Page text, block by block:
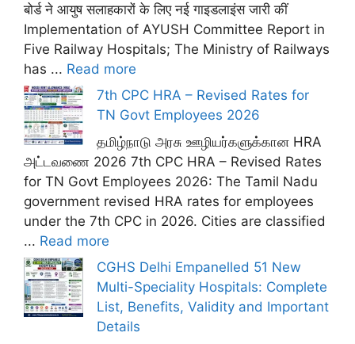
बोर्ड ने आयुष सलाहकारों के लिए नई गाइडलाइंस जारी कीं
Implementation of AYUSH Committee Report in
Five Railway Hospitals; The Ministry of Railways
has ... Read more
7th CPC HRA – Revised Rates for
TN Govt Employees 2026
தமிழ்நாடு அரசு ஊழியர்களுக்கான HRA
அட்டவணை 2026 7th CPC HRA – Revised Rates
for TN Govt Employees 2026: The Tamil Nadu
government revised HRA rates for employees
under the 7th CPC in 2026. Cities are classified
... Read more
CGHS Delhi Empanelled 51 New
Multi-Speciality Hospitals: Complete
List, Benefits, Validity and Important
Details